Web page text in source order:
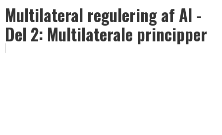
Multilateral regulering af AI -
Del 2: Multilaterale principper